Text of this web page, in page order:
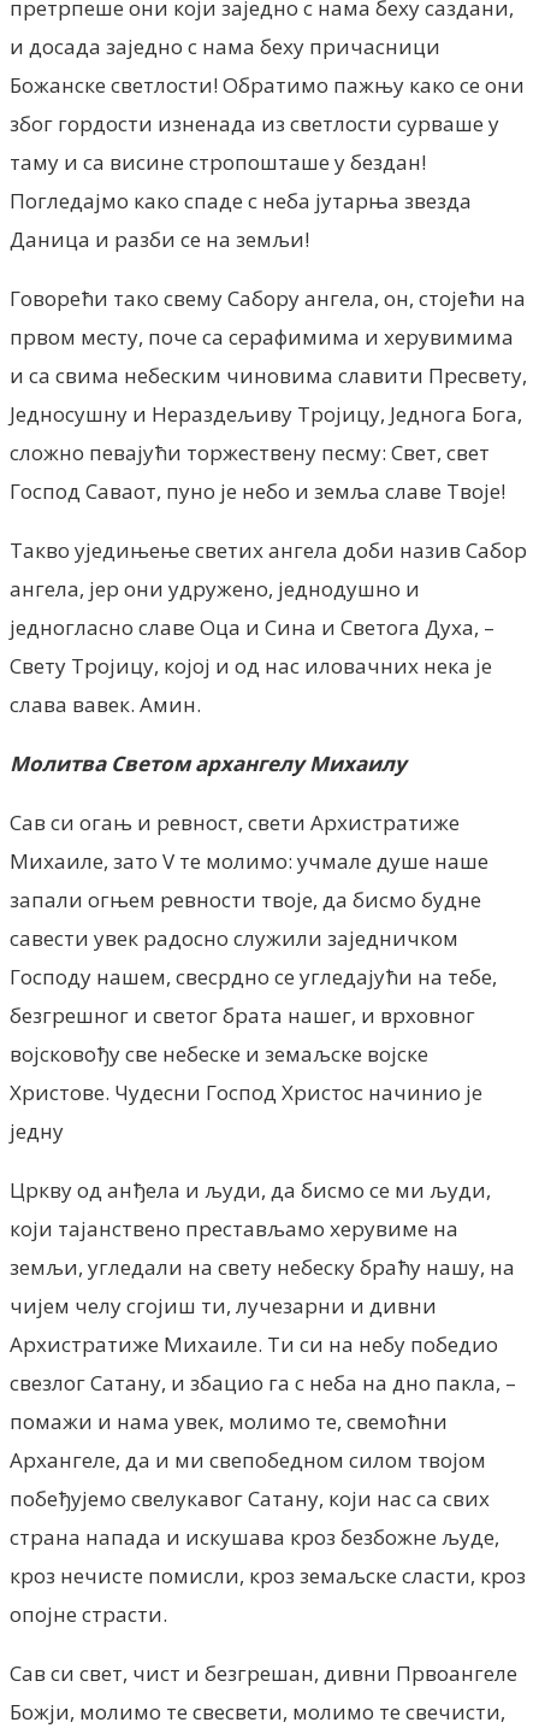
претрпеше они који заједно с нама беху саздани,
и досада заједно с нама беху причасници
Божанске светлости! Обратимо пажњу како се они
због гордости изненада из светлости сурваше у
таму и са висине стропошташе у бездан!
Погледајмо како спаде с неба јутарња звезда
Даница и разби се на земљи!
Говорећи тако свему Сабору ангела, он, стојећи на
првом месту, поче са серафимима и херувимима
и са свима небеским чиновима славити Пресвету,
Једносушну и Нераздељиву Тројицу, Једнога Бога,
сложно певајући торжествену песму: Свет, свет
Господ Саваот, пуно је небо и земља славе Твоје!
Такво уједињење светих ангела доби назив Сабор
ангела, јер они удружено, једнодушно и
једногласно славе Оца и Сина и Светога Духа, –
Свету Тројицу, којој и од нас иловачних нека је
слава вавек. Амин.
Молитва Светом архангелу Михаилу
Сав си огањ и ревност, свети Архистратиже
Михаиле, зато V те молимо: учмале душе наше
запали огњем ревности твоје, да бисмо будне
савести увек радосно служили заједничком
Господу нашем, свесрдно се угледајући на тебе,
безгрешног и светог брата нашег, и врховног
војсковођу све небеске и земаљске војске
Христове. Чудесни Господ Христос начинио је
једну
Цркву од анђела и људи, да бисмо се ми људи,
који тајанствено престављамо херувиме на
земљи, угледали на свету небеску браћу нашу, на
чијем челу сгојиш ти, лучезарни и дивни
Архистратиже Михаиле. Ти си на небу победио
свезлог Сатану, и збацио га с неба на дно пакла, –
помажи и нама увек, молимо те, свемоћни
Архангеле, да и ми свепобедном силом твојом
побеђујемо свелукавог Сатану, који нас са свих
страна напада и искушава кроз безбожне људе,
кроз нечисте помисли, кроз земаљске сласти, кроз
опојне страсти.
Сав си свет, чист и безгрешан, дивни Првоангеле
Божји, молимо те свесвети, молимо те свечисти,